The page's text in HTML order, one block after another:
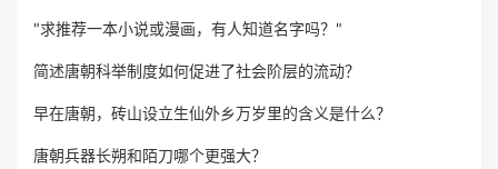
"求推荐一本小说或漫画，有人知道名字吗？"
简述唐朝科举制度如何促进了社会阶层的流动？
早在唐朝，砖山设立生仙外乡万岁里的含义是什么？
唐朝兵器长朔和陌刀哪个更强大？